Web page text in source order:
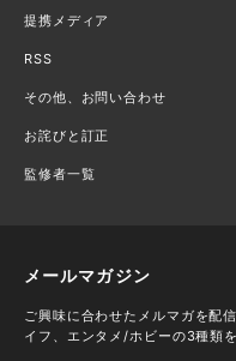
提携メディア
RSS
その他、お問い合わせ
お詫びと訂正
監修者一覧
メールマガジン
ご興味に合わせたメルマガを配
イフ、エンタメ/ホビーの3種類を